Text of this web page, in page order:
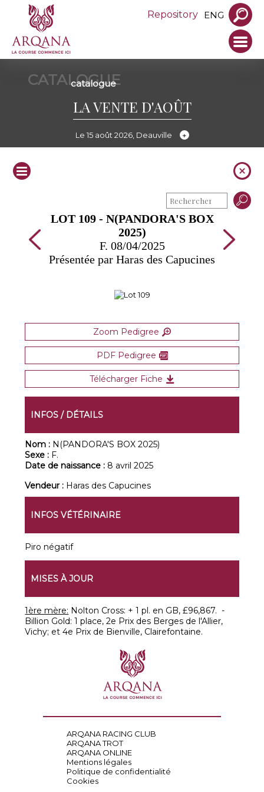
Repository ENG
CATALOGUE
catalogue
LA VENTE D'AOÛT
Le 15 août 2026, Deauville
LOT 109 - N(PANDORA'S BOX
2025)
F. 08/04/2025
Présentée par Haras des Capucines
Zoom Pedigree
PDF Pedigree
Télécharger Fiche
INFOS / DÉTAILS
Nom : N(PANDORA'S BOX 2025)
Sexe : F.
Date de naissance : 8 avril 2025
Vendeur : Haras des Capucines
INFOS VÉTÉRINAIRE
Piro négatif
MISES À JOUR
1ère mère: Nolton Cross: + 1 pl. en GB, £96,867. -
Billion Gold: 1 place, 2e Prix des Berges de l'Allier,
Vichy; et 4e Prix de Bienville, Clairefontaine.
ARQANA RACING CLUB
ARQANA TROT
ARQANA ONLINE
Mentions légales
Politique de confidentialité
Cookies